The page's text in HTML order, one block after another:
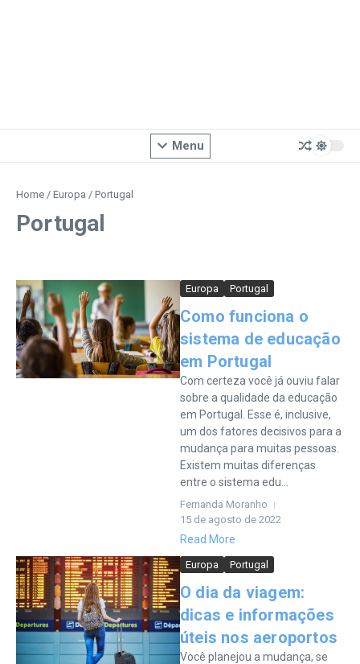
Menu
Home / Europa / Portugal
Portugal
Europa Portugal
Como funciona o
sistema de educação
em Portugal
Com certeza você já ouviu falar
sobre a qualidade da educação
em Portugal. Esse é, inclusive,
um dos fatores decisivos para a
mudança para muitas pessoas.
Existem muitas diferenças
entre o sistema edu...
Fernanda Moranho
15 de agosto de 2022
Read More
Europa Portugal
O dia da viagem:
dicas e informações
úteis nos aeroportos
Você planejou a mudança, se